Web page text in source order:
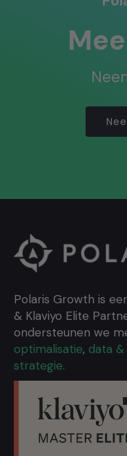
Polaris Growth is
& Klaviyo Elite
ondersteunen we
optimalisatie, data
strategie.